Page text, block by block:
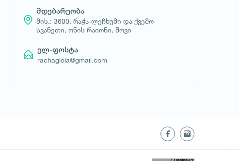
მდებარეობა
მის.: 3600, რაჭა-ლეჩხუმი და ქვემო
სვანეთი, ონის რაიონი, შოვი
ელ-ფოსტა
rachaglola@gmail.com